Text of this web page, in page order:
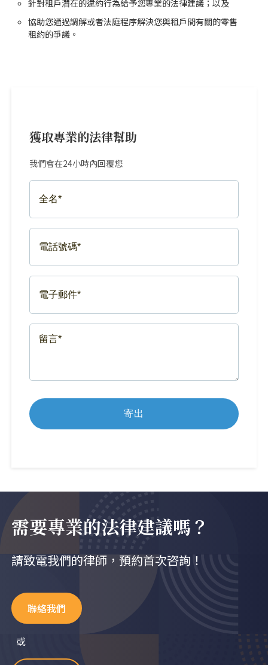
針對租戶潛在的違約行為給予您專業的法律建議；以及
協助您通過調解或者法庭程序解決您與租戶間有關的零售
租約的爭議。
獲取專業的法律幫助
我們會在24小時內回覆您
NAME*
NUMBER*
(REQUIRED)
需要專業的法律建議嗎？
請致電我們的律師，預約首次咨詢！
聯絡我們
或